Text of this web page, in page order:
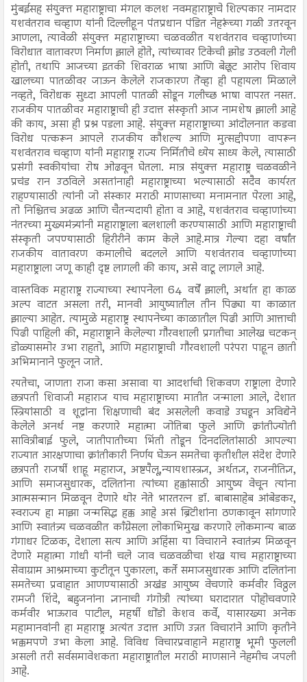
मुंबईसह संयुक्त महाराष्ट्राचा मंगल कलश नवमहाराष्ट्राचे शिल्पकार नामदार
यशवंतराव चव्हाण यांनी दिल्लीहून पंतप्रधान पंडित नेहरूंच्या गळी उतरवून
आणला, त्यावेळी संयुक्त महाराष्ट्राच्या चळवळीत यशवंतराव चव्हाणांच्या
विरोधात वातावरण निर्माण झाले होते, त्यांच्यावर टिकेची झोड उठवली गेली
होती, तथापि आजच्या इतकी शिवराळ भाषा आणि बेछूट आरोप शिवाय
खालच्या पातळीवर जाऊन केलेले राजकारण तेंव्हा ही पहायला मिळाले
नव्हते, विरोधक सुध्दा आपली पातळी सोडून गलीच्छ भाषा वापरत नसत.
राजकीय पातळीवर महाराष्ट्राची ही उदात्त संस्कृती आज नामशेष झाली आहे
की काय, असा ही प्रश्न पडला आहे. संयुक्त महाराष्ट्राच्या आंदोलनात कडवा
विरोध पत्करून आपले राजकीय कौशल्य आणि मुत्सद्दीपणा वापरून
यशवंतराव चव्हाण यांनी महाराष्ट्र राज्य निर्मितीचे ध्येय साध्य केले, त्यासाठी
प्रसंगी स्वकीयांचा रोष ओढवून घेतला. मात्र संयुक्त महाराष्ट्र चळवळीने
प्रचंड रान उठविले असतांनाही महाराष्ट्राच्या भल्यासाठी सदैव कार्यरत
राहण्यासाठी त्यांनी जो संस्कार मराठी माणसाच्या मनामनात पेरला आहे,
तो निश्चितच अढळ आणि चैतन्यदायी होता व आहे, यशवंतराव चव्हाणांच्या
नंतरच्या मुख्यमंत्र्यांनी महाराष्ट्राला बलशाली करण्यासाठी आणि महाराष्ट्राची
संस्कृती जपण्यासाठी हिरीरीने काम केले आहे.मात्र गेल्या दहा वर्षांत
राजकीय वातावरण कमालीचे बदलले आणि यशवंतराव चव्हाणांच्या
महाराष्ट्राला जणू काही दृष्ट लागली की काय, असे वाटू लागले आहे.
वास्तविक महाराष्ट्र राज्याच्या स्थापनेला 64 वर्षें झाली, अर्थात हा काळ
अल्प वाटत असला तरी, मानवी आयुष्यातील तीन पिढ्या या काळात
झाल्या आहेत. त्यामुळे महाराष्ट्र स्थापनेच्या काळातील पिढी आणि आत्ताची
पिढी पाहिली की, महाराष्ट्राने केलेल्या गौरवशाली प्रगतीचा आलेख चटकन्
डोळ्यासमोर उभा राहतो, आणि महाराष्ट्राची गौरवशाली परंपरा पाहून छाती
अभिमानाने फुलून जाते.
रयतेचा, जाणता राजा कसा असावा या आदर्शाची शिकवण राष्ट्राला देणारे
छत्रपती शिवाजी महाराज याच महाराष्ट्राच्या मातीत जन्माला आले, देशात
स्त्रियांसाठी व शूद्रांना शिक्षणाची बंद असलेली कवाडे उघडून अविद्येने
केलेले अनर्थ नष्ट करणारे महात्मा जोतिबा फुले आणि क्रांतीज्योती
सावित्रीबाई फुले, जातीपातीच्या भिंती तोडून दिनदलितांसाठी आपल्या
राज्यात आरक्षणाचा क्रांतीकारी निर्णय घेऊन समतेचा कृतीशील संदेश देणारे
छत्रपती राजर्षी शाहू महाराज, अष्टपैलू,न्यायशास्त्रज्ञ, अर्थतज्ञ, राजनीतिज्ञ,
आणि समाजसुधारक, दलितांना त्यांच्या हक्कांसाठी आयुष्य वेचून त्यांना
आत्मसन्मान मिळवून देणारे थोर नेते भारतरत्न डॉ. बाबासाहेब आंबेडकर,
स्वराज्य हा माझा जन्मसिद्ध हक्क आहे असं ब्रिटीशांना ठणकावून सांगणारे
आणि स्वातंत्र्य चळवळीत काँग्रेसला लोकाभिमुख करणारे लोकमान्य बाळ
गंगाधर टिळक, देशाला सत्य आणि अहिंसा या विचाराने स्वातंत्र्य मिळवून
देणारे महात्मा गांधी यांनी चले जाव चळवळीचा शंख याच महाराष्ट्राच्या
सेवाग्राम आश्रमाच्या कुटीतून पुकारला, कर्ते समाजसुधारक आणि दलितांना
समतेच्या प्रवाहात आणण्यासाठी अखंड आयुष्य वेचणारे कर्मवीर विठ्ठल
रामजी शिंदे, बहुजनांना ज्ञानाची गंगोत्री त्यांच्या घरादारात पोहोचवणारे
कर्मवीर भाऊराव पाटील, महर्षी धोंडो केशव कर्वे, यासारख्या अनेक
महामानवांनी हा महाराष्ट्र अत्यंत उदात्त आणि उन्नत विचारांने आणि कृतीने
भक्कमपणे उभा केला आहे. विविध विचारप्रवाहाने महाराष्ट्र भूमी फुलली
असली तरी सर्वसमावेशकता महाराष्ट्रातील मराठी माणसाने नेहमीच जपली
आहे.